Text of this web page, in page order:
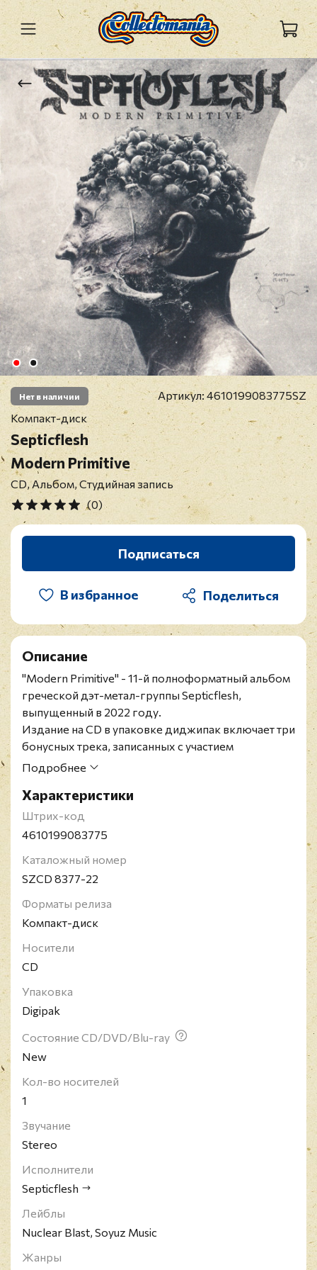
Нет в наличии Артикул:4610199083775SZ
Компакт-диск
Septicflesh
Modern Primitive
CD, Альбом, Студийная запись
(0)
Подписаться
В избранное
Описание
"Modern Primitive" - 11-й полноформатный альбом
греческой дэт-метал-группы Septicflesh,
выпущенный в 2022 году.
Издание на CD в упаковке диджипак включает три
бонусных трека, записанных с участием
симфонического оркестра.
сочетает в своем звучании такие жанры как дэт-
метал, симфоник-метал и дум-метал. Группа быоа
основана в 1990 году следующим составом:
Антониу (a.k.a. Seth Siro Anton) (бас-гитара и
вокал), и Крис Антониу (гитары). Уже в декабре
1991 года был издан первый ЕР "Temple of the Lost
Race". Позже выпущен на виниле тиражом 1000
копий греческим лейблом Black Power Records.
Вскоре этот релиз был полностью распродан и
стал настоящей коллекционной редкостью.
Подробнее
Характеристики
Штрих-код
4610199083775
Каталожный номер
SZCD 8377-22
Форматы релиза
Компакт-диск
Носители
CD
Упаковка
Digipak
Состояние CD/DVD/Blu-ray
New
Кол-во носителей
1
Звучание
Stereo
Исполнители
Septicflesh
Лейблы
Nuclear Blast, Soyuz Music
Жанры